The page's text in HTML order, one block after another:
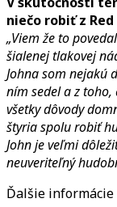
niečo robiť z
„Viem že to
šialenej tlakovej
Johna som nejakú
ním sedel a z
všetky dôvody
štyria spolu robiť
John je veľmi
neuveriteľný
Ďalšie